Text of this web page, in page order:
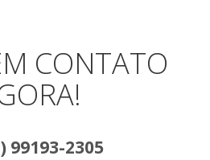
CONTATO
99193-2305